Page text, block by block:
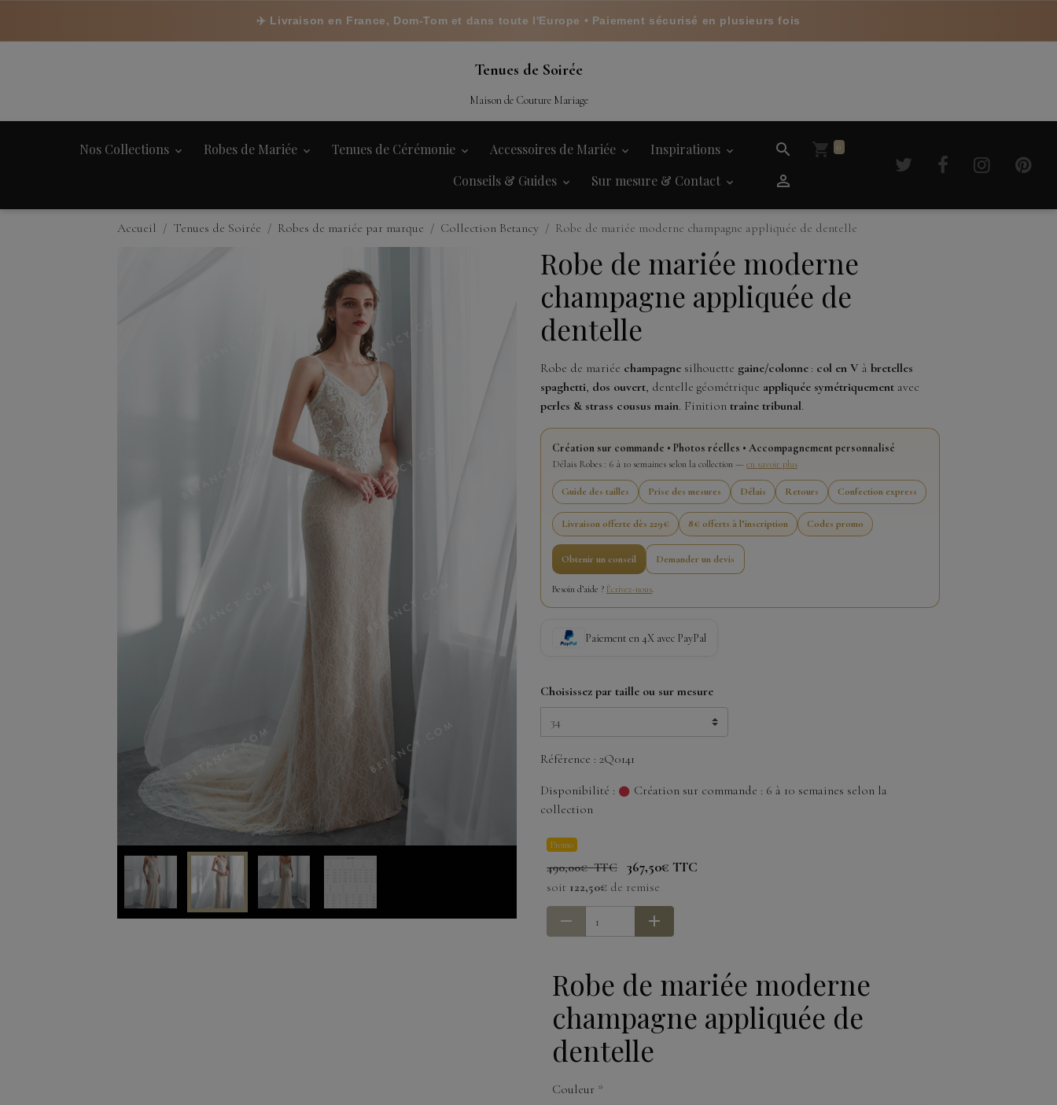
✈️ Livraison en France, Dom-Tom et dans toute l'Europe • Paiement sécurisé en plusieurs fois
Tenues de Soirée
Maison de Couture Mariage
Nos Collections Robes de Mariée Tenues de Cérémonie Accessoires de Mariée
Inspirations
Conseils & Guides
Sur mesure & Contact
0
Accueil Tenues de Soirée Robes de mariée par marque Collection Betancy Robe de mariée moderne champagne appliquée de dentelle
Robe de mariée moderne
champagne appliquée de
dentelle
Robe de mariée champagne silhouette gaine/colonne : col en V à bretelles
spaghetti, dos ouvert, dentelle géométrique appliquée symétriquement avec
perles & strass cousus main. Finition traîne tribunal.
Création sur commande • Photos réelles • Accompagnement personnalisé
Délais Robes : 6 à 10 semaines selon la collection — en savoir plus
Guide des tailles Prise des mesures Délais Retours Confection express
Livraison offerte dès 229€ 8€ offerts à l’inscription Codes promo
Obtenir un conseil Demander un devis
Besoin d’aide ? Écrivez-nous.
Paiement en 4X avec PayPal
Choisissez par taille ou sur mesure
Référence : 2Q0141
Disponibilité :
Création sur commande : 6 à 10 semaines selon la
collection
Promo
490,00€ TTC 367,50€ TTC
soit 122,50€ de remise
Robe de mariée moderne
champagne appliquée de
dentelle
Couleur